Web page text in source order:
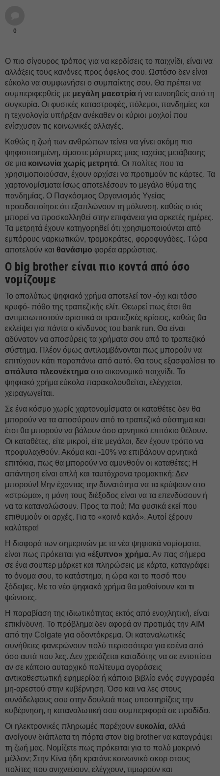
0
Ο πιο σίγουρος τρόπος για να κερδίσεις το παιχνίδι, είναι να
αλλάξεις τους κανόνες προς όφελος σου. Ωστόσο δεν είναι
εύκολο να συμφωνήσει ο συμπαίκτης σου. Θα πρέπει να
συμπεριφερθείς με μεγάλη μαεστρία ή να ευνοηθείς από τη
συγκυρία. Οι φυσικές καταστροφές, πόλεμοι, πανδημίες και
η τεχνολογία υπήρξαν ανέκαθεν οι κύριοι μοχλοί που
ενίσχυσαν τις κοινωνικές αλλαγές.
Καθώς η ζωή των ανθρώπων τείνει να γίνει ακόμη πιο
ψηφιοποιημένη, είμαστε μάρτυρες μιας ταχείας μετάβασης
σε μια κοινωνία χωρίς μετρητά. Οι πολίτες που τα
χρησιμοποιούσαν, έχουν αρχίσει να προτιμούν τις κάρτες. Τα
χαρτονομίσματα ίσως αποτελέσουν το μεγάλο θύμα της
πανδημίας. Ο Παγκόσμιος Οργανισμός Υγείας
προειδοποίησε ότι εξαπλώνουν τη μόλυνση, καθώς ο ιός
μπορεί να προσκολληθεί στην επιφάνεια για αρκετές ημέρες.
Τα μετρητά έχουν κατηγορηθεί ότι χρησιμοποιούνται από
εμπόρους ναρκωτικών, τρομοκράτες, φοροφυγάδες. Τώρα
αποτελούν και θανάσιμο φορέα αρρώστιας.
Ο big brother είναι πιο κοντά από όσο
νομίζουμε
Το απολύτως ψηφιακό χρήμα αποτελεί τον -όχι και τόσο
κρυφό- πόθο της τραπεζικής ελίτ. Θεωρεί πως έτσι θα
αντιμετωπιστούν οριστικά οι τραπεζικές κρίσεις, καθώς θα
εκλείψει για πάντα ο κίνδυνος του bank run. Θα είναι
αδύνατον να αποσύρεις τα χρήματα σου από το τραπεζικό
σύστημα. Πλέον όμως αντιλαμβάνονται πως μπορούν να
επιτύχουν κάτι παραπάνω από αυτό. Θα τους εξασφαλίσει το
απόλυτο πλεονέκτημα στο οικονομικό παιχνίδι. Το
ψηφιακό χρήμα εύκολα παρακολουθείται, ελέγχεται,
χειραγωγείται.
Σε ένα κόσμο χωρίς χαρτονομίσματα οι καταθέτες δεν θα
μπορούν να τα αποσύρουν από το τραπεζικό σύστημα και
έτσι θα μπορούν να βάλουν όσο αρνητικό επιτόκιο θέλουν.
Οι καταθέτες, είτε μικροί, είτε μεγάλοι, δεν έχουν τρόπο να
προφυλαχθούν. Ακόμα και -10% να επιβάλουν αρνητικά
επιτόκια, πως θα μπορούν να αμυνθούν οι καταθέτες; Η
απάντηση είναι απλή και ταυτόχρονα τρομακτική: Δεν
μπορούν! Μην έχοντας την δυνατότητα να τα κρύψουν στο
«στρώμα», η μόνη τους διέξοδος είναι να τα επενδύσουν ή
να τα καταναλώσουν. Προς τα πού; Μα φυσικά εκεί που
επιθυμούν οι αρχές. Για το «κοινό καλό». Αυτοί ξέρουν
καλύτερα!
Η διαφορά των σημερινών με τα νέα ψηφιακά νομίσματα,
είναι πως πρόκειται για «έξυπνο» χρήμα.Αν πας σήμερα
σε ένα σουπερ μάρκετ και πληρώσεις με κάρτα, καταγράφει
το όνομα σου, το κατάστημα, η ώρα και το ποσό που
ξόδεψες. Με το νέο ψηφιακό χρήμα θα μαθαίνουν και τι
ψώνισες.
Η παραβίαση της ιδιωτικότητας εκτός από ενοχλητική, είναι
επικίνδυνη. Το πρόβλημα δεν αφορά αν προτιμάς την AIM
από την Colgate για οδοντόκρεμα. Οι καταναλωτικές
συνήθειες φανερώνουν πολύ περισσότερα για εσένα από
όσο αυτά που λες. Δεν χρειάζεται καταδότης να σε εντοπίσει
αν σε κάποιο αυταρχικό πολίτευμα αγοράσεις
αντικαθεστωτική εφημερίδα ή κάποιο βιβλίο ενός συγγραφέα
μη-αρεστού στην κυβέρνηση. Όσο και να λες στους
συνάδελφους σου στην δουλειά πως υποστηρίζεις την
κυβέρνηση, η καταναλωτική σου συμπεριφορά σε προδίδει.
Οι ηλεκτρονικές πληρωμές παρέχουν ευκολία, αλλά
ανοίγουν διάπλατα τη πόρτα στον big brother να καταγράψει
τη ζωή μας. Νομίζετε πως πρόκειται για το πολύ μακρινό
μέλλον; Στην Κίνα ήδη κρατάνε κοινωνικό σκορ στους
πολίτες που ανιχνεύουν, ελέγχουν, τιμωρούν και